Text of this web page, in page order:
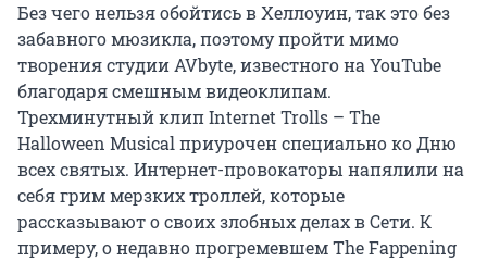
Без чего нельзя обойтись в Хеллоуин, так это без
забавного мюзикла, поэтому пройти мимо
творения студии AVbyte, известного на YouTube
благодаря смешным видеоклипам.
Трехминутный клип Internet Trolls – The
Halloween Musical приурочен специально ко Дню
всех святых. Интернет-провокаторы напялили на
себя грим мерзких троллей, которые
рассказывают о своих злобных делах в Сети. К
примеру, о недавно прогремевшем The Fappening